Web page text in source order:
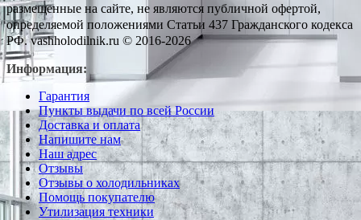
размещенные на сайте, не являются публичной офертой,
определяемой положениями Статьи 437 Гражданского кодекса
РФ. vashholodilnik.ru © 2016-2026
Информация:
Гарантия
Пункты выдачи по всей России
Доставка и оплата
Напишите нам
Наш адрес
Отзывы
Отзывы о холодильниках
Помощь покупателю
Утилизация техники